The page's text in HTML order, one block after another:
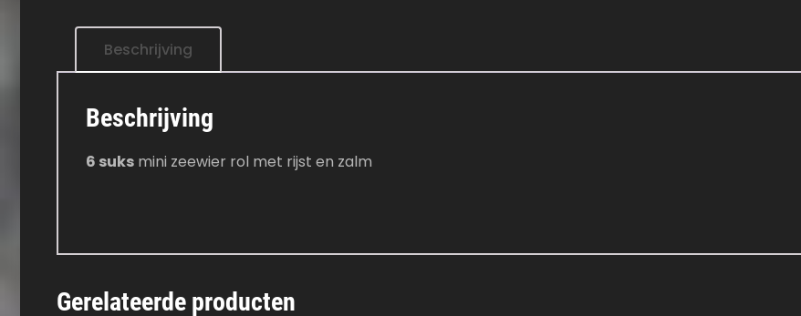
Beschrijving
Beschrijving
6 suks mini zeewier rol met rijst en zalm
Gerelateerde producten